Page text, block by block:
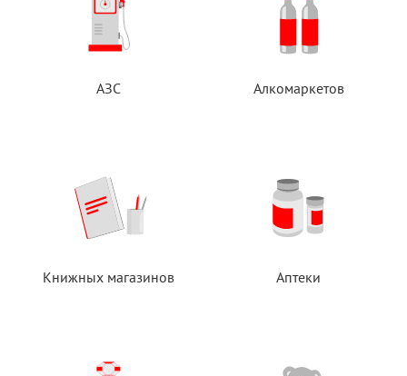
АЗС Алкомаркетов
Книжных магазинов Аптеки